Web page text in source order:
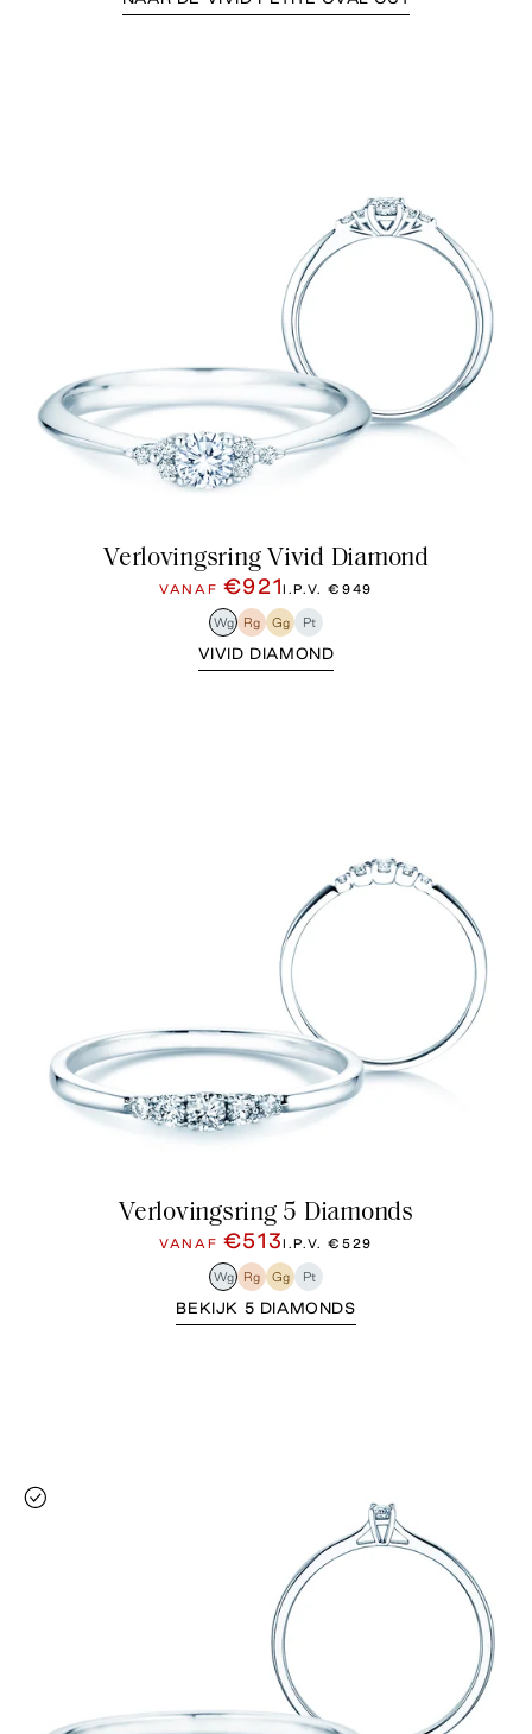
Verlovingsring Vivid Diamond
VANAF €921I.P.V.€949
Wg Rg Gg Pt
VIVID DIAMOND
Verlovingsring 5 Diamonds
VANAF €513I.P.V.€529
Wg Rg Gg Pt
BEKIJK 5 DIAMONDS